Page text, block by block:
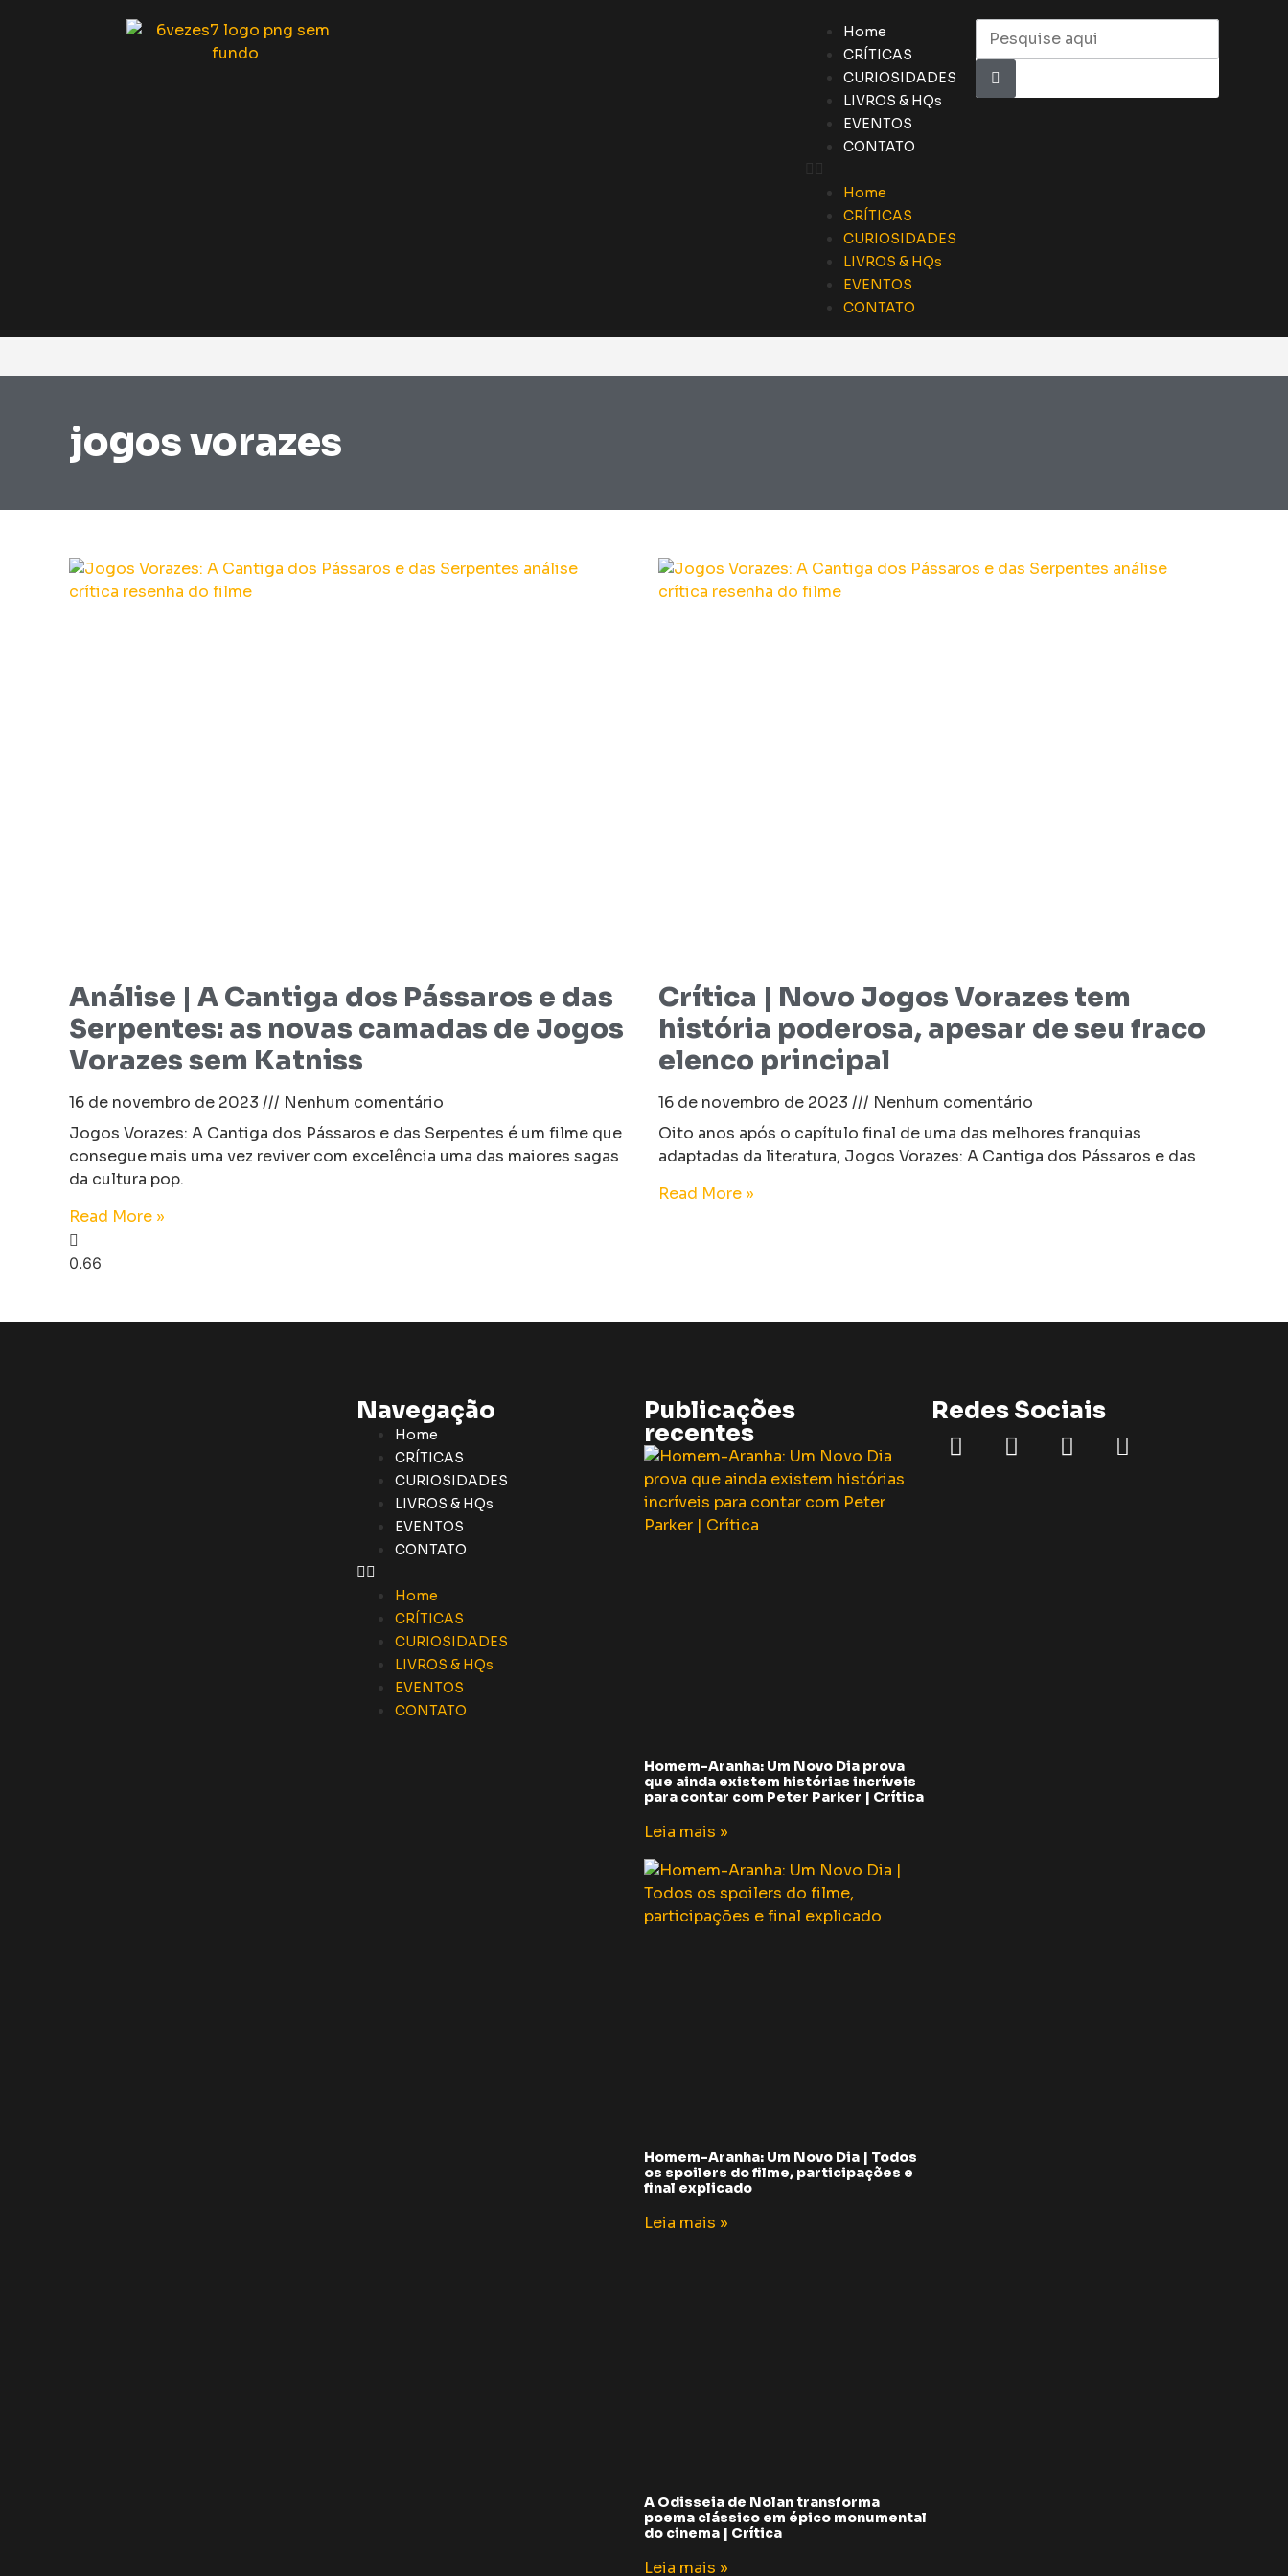
Home
CRÍTICAS
CURIOSIDADES
LIVROS & HQs
EVENTOS
CONTATO
Home
CRÍTICAS
CURIOSIDADES
LIVROS & HQs
EVENTOS
CONTATO
jogos vorazes
Análise | A Cantiga dos Pássaros e das
Serpentes: as novas camadas de Jogos
Vorazes sem Katniss
16 de novembro de 2023
Nenhum comentário
Jogos Vorazes: A Cantiga dos Pássaros e das Serpentes é um filme que
consegue mais uma vez reviver com excelência uma das maiores sagas
da cultura pop.
Read More »
Crítica | Novo Jogos Vorazes tem
história poderosa, apesar de seu fraco
elenco principal
16 de novembro de 2023
Nenhum comentário
Oito anos após o capítulo final de uma das melhores franquias
adaptadas da literatura, Jogos Vorazes: A Cantiga dos Pássaros e das
Read More »
Navegação
Home
CRÍTICAS
CURIOSIDADES
LIVROS & HQs
EVENTOS
CONTATO
Home
CRÍTICAS
CURIOSIDADES
LIVROS & HQs
EVENTOS
CONTATO
Publicações
recentes
Homem-Aranha: Um Novo Dia prova
que ainda existem histórias incríveis
para contar com Peter Parker | Crítica
Leia mais »
Homem-Aranha: Um Novo Dia | Todos
os spoilers do filme, participações e
final explicado
Leia mais »
A Odisseia de Nolan transforma
poema clássico em épico monumental
do cinema | Crítica
Leia mais »
Redes Sociais